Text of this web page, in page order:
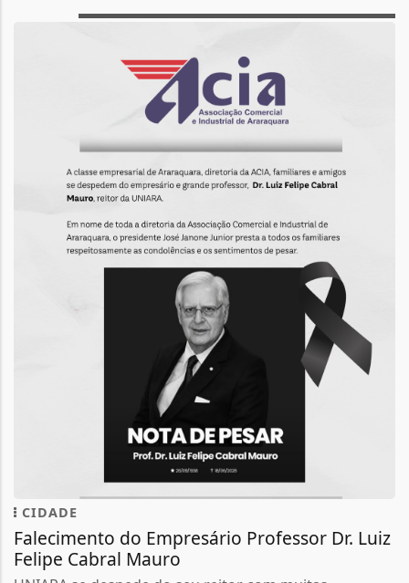
CIDADE
Falecimento do Empresário Professor Dr. Luiz
Felipe Cabral Mauro